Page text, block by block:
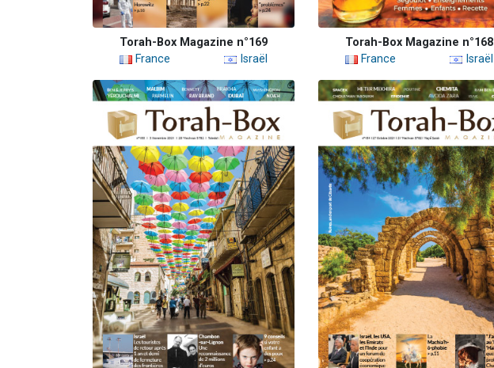
Torah-Box Magazine n°169
France
Israël
Torah-Box Magazine n°168
France
Israël